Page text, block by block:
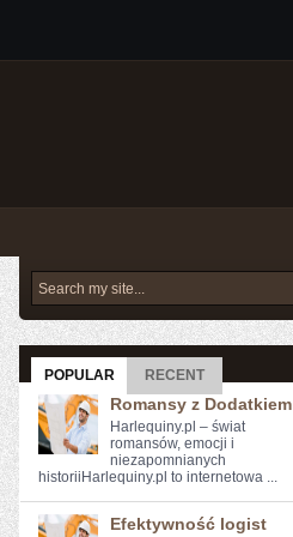
POPULAR RECENT
Romansy z Dodatkiem
Harlequiny.pl – świat
romansów, emocji i
niezapomnianych
historiiHarlequiny.pl to internetowa ...
Efektywność logist